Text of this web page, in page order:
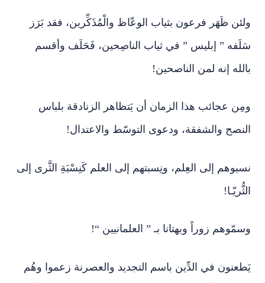
ولئن ظَهَر فرعون بثياب الوعّاظ والْمُذَكِّرين، فقد بَرَز
سَلَفه ” إبليس ” في ثياب الناصِحين، فَحَلَف وأقسم
بالله إنه لمن الناصحين!
ومِن عجائب هذا الزمان أن يَتظاهر الزنادقة بلباس
النصح والشفقة، ودعوى التوسّط والاعتدال!
نسبوهم إلى العِلم، ونِسبتهم إلى العلم كَنِسْبَةِ الثَّرى إلى
الثُّريّـا!
وسمّوهم زوراً وبهتانا بـ ” العلمانيين “!
يَطعنون في الدِّين باسم التجديد والعصرنة زعموا وهُم